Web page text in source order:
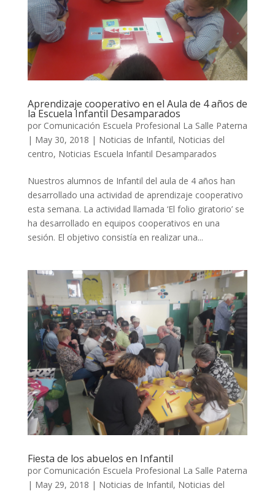
Aprendizaje cooperativo en el Aula de 4 años de
la Escuela Infantil Desamparados
por Comunicación Escuela Profesional La Salle Paterna
| May 30, 2018 | Noticias de Infantil, Noticias del
centro, Noticias Escuela Infantil Desamparados
Nuestros alumnos de Infantil del aula de 4 años han
desarrollado una actividad de aprendizaje cooperativo
esta semana. La actividad llamada ‘El folio giratorio’ se
ha desarrollado en equipos cooperativos en una
sesión. El objetivo consistía en realizar una...
Fiesta de los abuelos en Infantil
por Comunicación Escuela Profesional La Salle Paterna
| May 29, 2018 | Noticias de Infantil, Noticias del